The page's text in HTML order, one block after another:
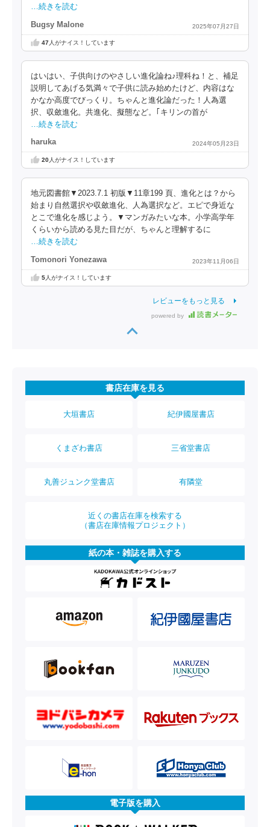
…続きを読む
Bugsy Malone 2025年07月27日
47人がナイス！しています
はいはい、子供向けのやさしい進化論ね♪理科ね！と、補足
説明してあげる気満々で子供に読み始めたけど、内容はな
かなか高度でびっくり。ちゃんと進化論だった！人為選
択、収斂進化。共進化、擬態など。｢キリンの首が
…続きを読む
haruka 2024年05月23日
20人がナイス！しています
地元図書館▼2023.7.1 初版▼11章199 頁、進化とは？から
始まり自然選択や収斂進化、人為選択など。エピで身近な
とこで進化を感じよう。▼マンガみたいな本。小学高学年
くらいから読める見た目だが、ちゃんと理解するに
…続きを読む
Tomonori Yonezawa 2023年11月06日
5人がナイス！しています
レビューをもっと見る
powered by
書店在庫を見る
大垣書店 紀伊國屋書店
くまざわ書店 三省堂書店
丸善ジュンク堂書店 有隣堂
近くの書店在庫を検索する
（書店在庫情報プロジェクト）
紙の本・雑誌を購入する
電子版を購入